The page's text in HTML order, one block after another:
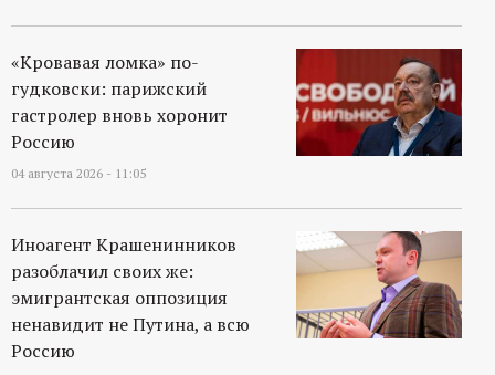
л
«Кровавая ломка» по-
гудковски: парижский
гастролер вновь хоронит
Россию
04 августа 2026 - 11:05
Иноагент Крашенинников
разоблачил своих же:
эмигрантская оппозиция
ненавидит не Путина, а всю
Россию